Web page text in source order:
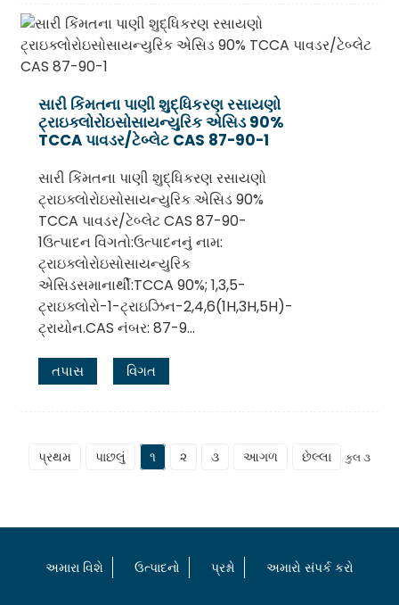
સારી કિંમતના પાણી શુદ્ધિકરણ રસાયણો
ટ્રાઇક્લોરોઇસોસાયન્યુરિક એસિડ 90%
TCCA પાવડર/ટેબ્લેટ CAS 87-90-1
સારી કિંમતના પાણી શુદ્ધિકરણ રસાયણો
ટ્રાઇક્લોરોઇસોસાયન્યુરિક એસિડ 90%
TCCA પાવડર/ટેબ્લેટ CAS 87-90-
1ઉત્પાદન વિગતો:ઉત્પાદનનું નામ:
ટ્રાઇક્લોરોઇસોસાયન્યુરિક
એસિડસમાનાર્થી:TCCA 90%; 1,3,5-
ટ્રાઇક્લોરો-1-ટ્રાઇઝિન-2,4,6(1H,3H,5H)-
ટ્રાયોન.CAS નંબર: 87-9...
તપાસ વિગત
પ્રથમ પાછલું ૧ ૨ ૩ આગળ છેલ્લા કુલ ૩
અમારા વિશે ઉત્પાદનો પ્રશ્નો અમારો સંપર્ક કરો